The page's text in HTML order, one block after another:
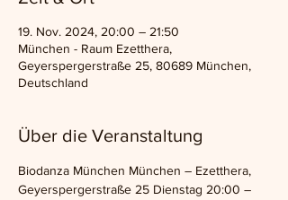
19. Nov. 2024, 20:00 – 21:50
München - Raum Ezetthera,
Geyerspergerstraße 25, 80689 München,
Deutschland
Über die Veranstaltung
Biodanza München München – Ezetthera,
Geyerspergerstraße 25 Dienstag 20:00 –